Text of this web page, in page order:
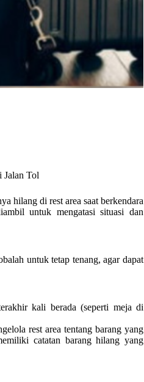
Jalan Tol
hilang di rest area saat berkendara
untuk mengatasi situasi dan
untuk tetap tenang, agar dapat
kali berada (seperti meja di
rest area tentang barang yang
catatan barang hilang yang